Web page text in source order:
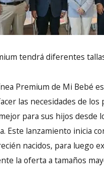
tendrá diferentes
Premium de Mi Bebé
las necesidades de los
para sus hijos desde
Este lanzamiento inicia
nacidos, para luego
la oferta a tamaños